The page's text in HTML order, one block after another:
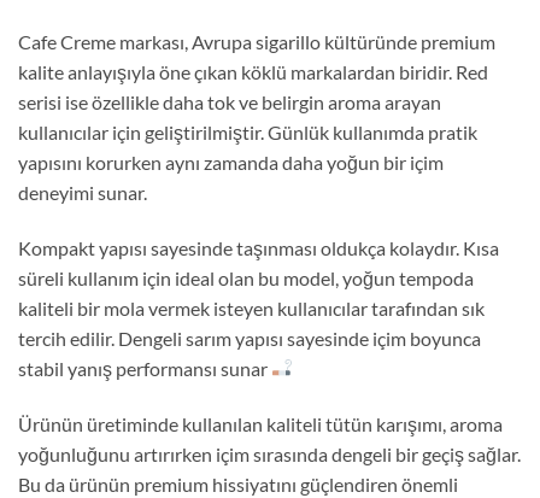
Cafe Creme markası, Avrupa sigarillo kültüründe premium
kalite anlayışıyla öne çıkan köklü markalardan biridir. Red
serisi ise özellikle daha tok ve belirgin aroma arayan
kullanıcılar için geliştirilmiştir. Günlük kullanımda pratik
yapısını korurken aynı zamanda daha yoğun bir içim
deneyimi sunar.
Kompakt yapısı sayesinde taşınması oldukça kolaydır. Kısa
süreli kullanım için ideal olan bu model, yoğun tempoda
kaliteli bir mola vermek isteyen kullanıcılar tarafından sık
tercih edilir. Dengeli sarım yapısı sayesinde içim boyunca
stabil yanış performansı sunar
Ürünün üretiminde kullanılan kaliteli tütün karışımı, aroma
yoğunluğunu artırırken içim sırasında dengeli bir geçiş sağlar.
Bu da ürünün premium hissiyatını güçlendiren önemli